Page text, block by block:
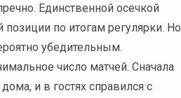
Единственной осечкой
по итогам регулярки. Но
убедительным.
число матчей. Сначала
и в гостях справился с